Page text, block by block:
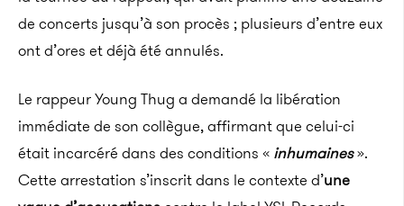
de concerts jusqu’à son procès ; plusieurs d’entre eux
ont d’ores et déjà été annulés.
Le rappeur Young Thug a demandé la libération
immédiate de son collègue, affirmant que celui-ci
était incarcéré dans des conditions « inhumaines».
Cette arrestation s’inscrit dans le contexte d’une